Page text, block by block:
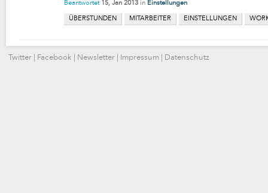
Beantwortet 15, Jan 2013 in Einstellungen
ÜBERSTUNDEN MITARBEITER EINSTELLUNGEN
Twitter Facebook Newsletter Impressum Datenschutz